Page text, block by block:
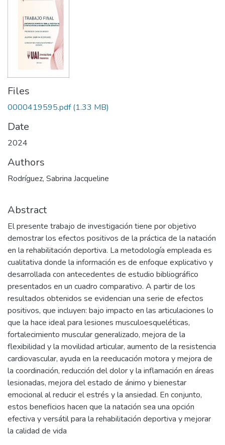
Files
0000419595.pdf (1.33 MB)
Date
2024
Authors
Rodríguez, Sabrina Jacqueline
Abstract
El presente trabajo de investigación tiene por objetivo
demostrar los efectos positivos de la práctica de la natación
en la rehabilitación deportiva. La metodología empleada es
cualitativa donde la información es de enfoque explicativo y
desarrollada con antecedentes de estudio bibliográfico
presentados en un cuadro comparativo. A partir de los
resultados obtenidos se evidencian una serie de efectos
positivos, que incluyen: bajo impacto en las articulaciones lo
que la hace ideal para lesiones musculoesqueléticas,
fortalecimiento muscular generalizado, mejora de la
flexibilidad y la movilidad articular, aumento de la resistencia
cardiovascular, ayuda en la reeducación motora y mejora de
la coordinación, reducción del dolor y la inflamación en áreas
lesionadas, mejora del estado de ánimo y bienestar
emocional al reducir el estrés y la ansiedad. En conjunto,
estos beneficios hacen que la natación sea una opción
efectiva y versátil para la rehabilitación deportiva y mejorar
la calidad de vida